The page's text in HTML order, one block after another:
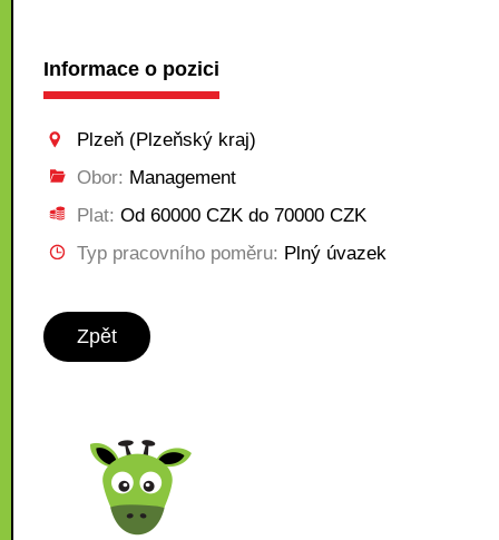
Informace o pozici
Plzeň (Plzeňský kraj)
Obor: Management
Plat: Od 60000 CZK do 70000 CZK
Typ pracovního poměru: Plný úvazek
Zpět